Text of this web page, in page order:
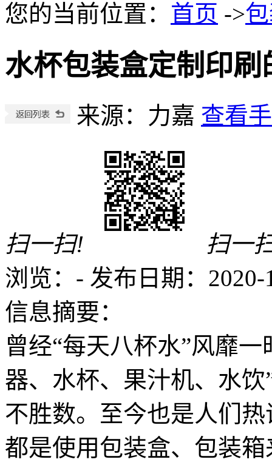
您的当前位置： 首页 ->
水杯包装盒定制印刷
来源：力嘉 查看
扫一扫!
扫一
浏览： - 发布日期：2020-
信息摘要：
曾经“每天八杯水”风靡
器、水杯、果汁机、水
不胜数。至今也是人们
都是使用包装盒、包装